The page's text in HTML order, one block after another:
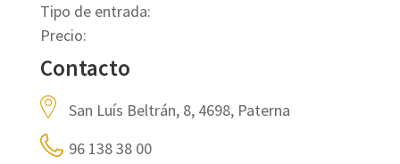
Tipo de entrada:
Precio:
Contacto
San Luís Beltrán, 8, 4698, Paterna
96 138 38 00